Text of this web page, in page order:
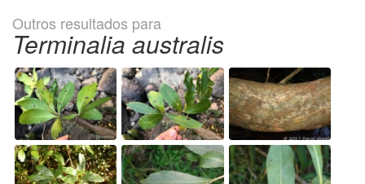
Outros resultados para
Terminalia australis